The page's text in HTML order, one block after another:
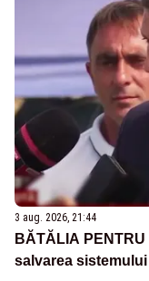
3 aug. 2026, 21:44
BĂTĂLIA
salvarea sistemului